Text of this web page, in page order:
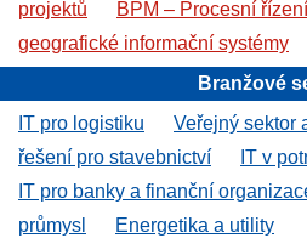
projektů
BPM – Procesní řízení
geografické informační systémy
Branžové
IT pro logistiku
Veřejný sektor
řešení pro stavebnictví
IT v
IT pro banky a finanční
průmysl
Energetika a utility